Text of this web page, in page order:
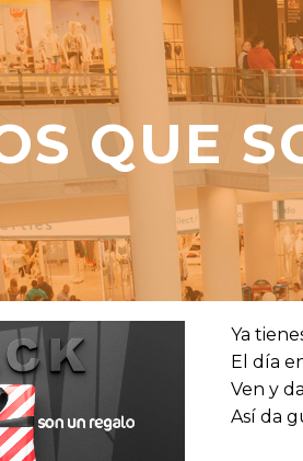
QUE
Ya
El día
Ven y
Así da